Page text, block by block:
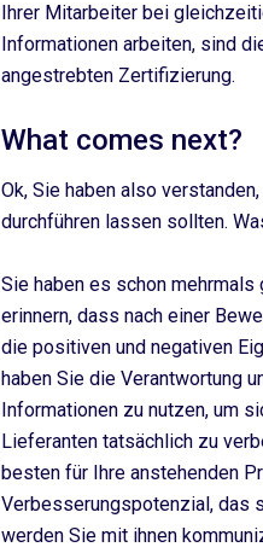
Ihrer Mitarbeiter bei
Informationen arbeiten, sind
angestrebten Zertifizierung.
What comes next?
Ok, Sie haben also
durchführen lassen sollten.
Sie haben es schon
erinnern, dass nach einer
die positiven und negativen
haben Sie die Verantwortung
Informationen zu nutzen, um
Lieferanten tatsächlich zu
besten für Ihre anstehenden
Verbesserungspotenzial, das
werden Sie mit ihnen